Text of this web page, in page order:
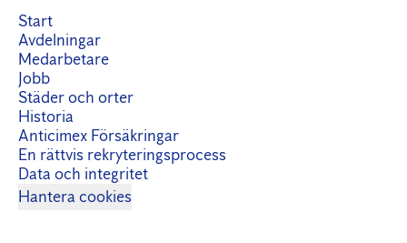
Start
Avdelningar
Medarbetare
Jobb
Städer och orter
Historia
Anticimex Försäkringar
En rättvis rekryteringsprocess
Data och integritet
Hantera cookies